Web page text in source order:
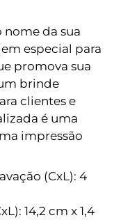
nome da sua
especial para
promova sua
brinde
clientes e
é uma
impressão
(CxL): 4
14,2 cm x 1,4